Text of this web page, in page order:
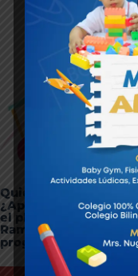
Quieres aprender a
¿Aprender técnica
el plan ideal para ti,
Ramírez al número
programa YA tus